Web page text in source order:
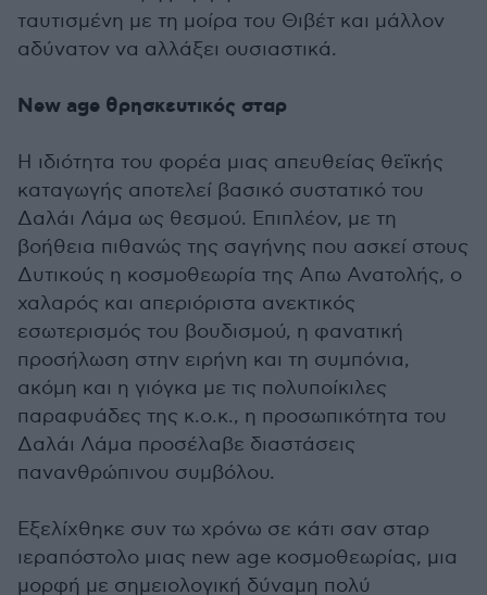
ταυτισμένη με τη μοίρα του Θιβέτ και μάλλον
αδύνατον να αλλάξει ουσιαστικά.
New age θρησκευτικός σταρ
Η ιδιότητα του φορέα μιας απευθείας θεϊκής
καταγωγής αποτελεί βασικό συστατικό του
Δαλάι Λάμα ως θεσμού. Επιπλέον, με τη
βοήθεια πιθανώς της σαγήνης που ασκεί στους
Δυτικούς η κοσμοθεωρία της Απω Ανατολής, ο
χαλαρός και απεριόριστα ανεκτικός
εσωτερισμός του βουδισμού, η φανατική
προσήλωση στην ειρήνη και τη συμπόνια,
ακόμη και η γιόγκα με τις πολυποίκιλες
παραφυάδες της κ.ο.κ., η προσωπικότητα του
Δαλάι Λάμα προσέλαβε διαστάσεις
πανανθρώπινου συμβόλου.
Εξελίχθηκε συν τω χρόνω σε κάτι σαν σταρ
ιεραπόστολο μιας new age κοσμοθεωρίας, μια
μορφή με σημειολογική δύναμη πολύ